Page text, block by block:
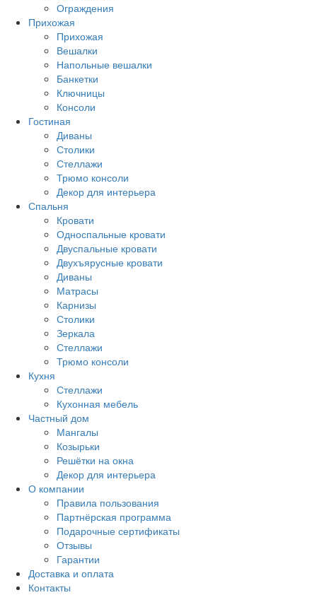
Ограждения
Прихожая
Прихожая
Вешалки
Напольные вешалки
Банкетки
Ключницы
Консоли
Гостиная
Диваны
Столики
Стеллажи
Трюмо консоли
Декор для интерьера
Спальня
Кровати
Односпальные кровати
Двуспальные кровати
Двухъярусные кровати
Диваны
Матрасы
Карнизы
Столики
Зеркала
Стеллажи
Трюмо консоли
Кухня
Стеллажи
Кухонная мебель
Частный дом
Мангалы
Козырьки
Решётки на окна
Декор для интерьера
О компании
Правила пользования
Партнёрская программа
Подарочные сертификаты
Отзывы
Гарантии
Доставка и оплата
Контакты